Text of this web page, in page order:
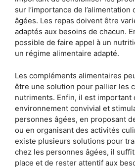
sur l’importance de
âgées. Les repas doivent être
adaptés aux besoins de chacun.
possible de faire appel à un
un régime alimentaire adapté.
Les compléments alimentaires
être une solution pour pallier les
nutriments. Enfin, il est important
environnement convivial et
personnes âgées, en proposant
ou en organisant des activités
existe plusieurs solutions pour
chez les personnes âgées, il
place et de rester attentif aux